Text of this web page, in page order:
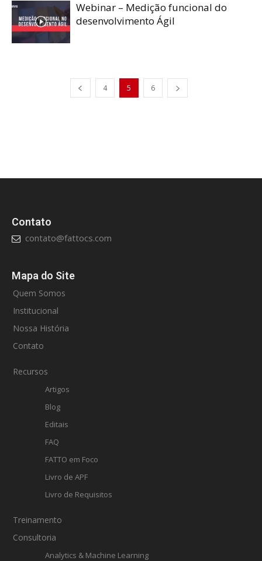
Webinar – Medição funcional do
desenvolvimento Ágil
4 5 6
Contato
contato@fattocs.com
Mapa do Site
Quem Somos
Institucional
Nossa História
Contato
Recursos
Artigos
Blog
Editais
FAQ
FATTO em Foco
Livro de APF
Livro de Requisitos
Treinamento
Consultoria
Analytics & Machine Learning